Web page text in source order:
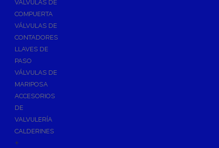
VÁLVULAS DE
COMPUERTA
VÁLVULAS DE
CONTADORES
LLAVES DE
PASO
VÁLVULAS DE
MARIPOSA
ACCESORIOS
DE
VALVULERÍA
CALDERINES
+